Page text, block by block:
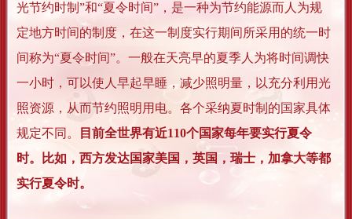
光节约时制”和“夏令时间”，是一种为节约能源而人为规
定地方时间的制度，在这一制度实行期间所采用的统一时
间称为“夏令时间”。一般在天亮早的夏季人为将时间调快
一小时，可以使人早起早睡，减少照明量，以充分利用光
照资源，从而节约照明用电。各个采纳夏时制的国家具体
规定不同。
目前全世界有近110个国家每年要实行夏令
时。比如，西方发达国家美国，英国，瑞士，加拿大等都
实行夏令时。